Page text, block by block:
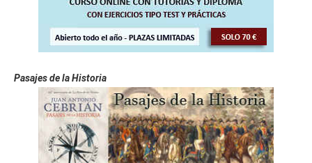
Pasajes de la Historia